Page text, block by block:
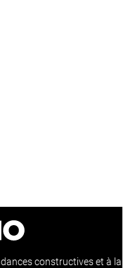
constructives et à la